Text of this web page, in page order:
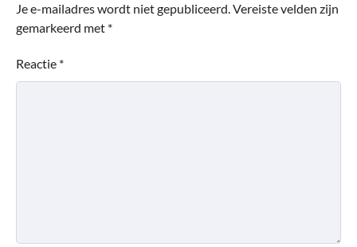
Je e-mailadres wordt niet gepubliceerd.Vereiste velden zijn
gemarkeerd met *
Reactie *